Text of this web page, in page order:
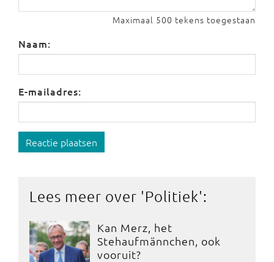
Maximaal 500 tekens toegestaan
Naam:
E-mailadres:
Reactie plaatsen
Lees meer over 'Politiek':
Kan Merz, het
Stehaufmännchen, ook
vooruit?